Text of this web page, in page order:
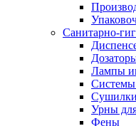
Санитарно-
Лампы
Системы
Урны
Фены